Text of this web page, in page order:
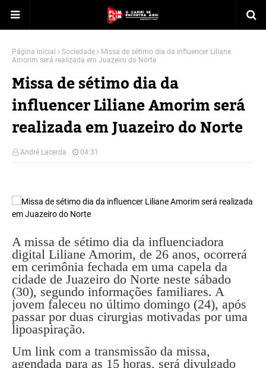
Página inicial Sociedade
Missa de sétimo dia da influencer Liliane
Amorim será realizada em Juazeiro do Norte
Missa de sétimo dia da
influencer Liliane Amorim será
realizada em Juazeiro do Norte
André Lacerda 04:31
A missa de sétimo dia da influenciadora
digital Liliane Amorim, de 26 anos, ocorrerá
em cerimônia fechada em uma capela da
cidade de Juazeiro do Norte neste sábado
(30), segundo informações familiares. A
jovem faleceu no último domingo (24), após
passar por duas cirurgias motivadas por uma
lipoaspiração.
Um link com a transmissão da missa,
agendada para as 15 horas, será divulgado